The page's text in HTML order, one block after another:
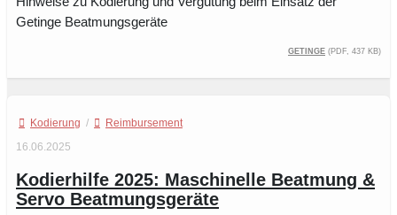
Getinge Beatmungsgeräte
Getinge (PDF, 437 kB)
Kodierung /
Reimbursement
16.06.2025
Kodierhilfe 2025: Maschinelle Beatmung &
Servo Beatmungsgeräte